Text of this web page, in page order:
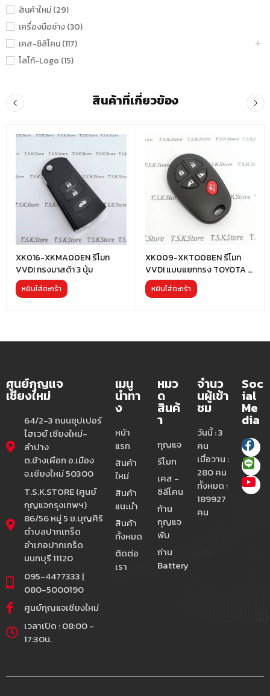
สินค้าใหม่ (29)
เครื่องมือช่าง (30)
เคส-ซิลิโคน (117)
โลโก้-Logo (15)
สินค้าที่เกี่ยวข้อง
XK016-XKMA00EN รีโมท
VVDI ทรงมาสด้า 3 ปุ่ม
หยิบใส่ตะกร้า
XK009-XKTO08EN รีโมท
VVDI แบบแยกทรง TOYOTA 5
ปุ่ม
หยิบใส่ตะกร้า
ศูนย์กุญแจ
เชียงใหม่
64/2-3 ถนนซุปเปอร์
ไฮเวย์ เชียงใหม่-
ลำปาง
ต.ช้างเผือก อ.เมือง
จ.เชียงใหม่ 50300
T.S.K.STORE (ศูนย์
กุญแจกรุงเทพฯ)
86/56 หมู่ 5 ซ.บุญศิริ
ตำบลปากเกร็ด
อำเภอปากเกร็ด
นนทบุรี 11120
095-4477333 |
080-5000190
ศูนย์กุญแจเชียงใหม่
เวลาเปิด : 08:00 -
17:30น.
เมนู
นำทา
ง
หน้า
แรก
สินค้า
ใหม่
สินค้า
แนะนำ
สินค้า
ทั้งหมด
ติดต่อ
เรา
หมว
ด
สินค้
า
กุญแจ
รีโมท
เคส -
ซิลีโคน
ก้าน
กุญแจ
พับ
ถ่าน
Battery
จำนว
นผู้เข้า
ชม
วันนี้ : 3
คน
เมื่อวาน :
280 คน
ทั้งหมด :
189927
คน
Soc
ial
Me
dia